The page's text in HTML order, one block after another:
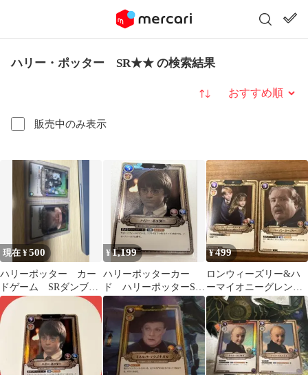
ハリー・ポッター SR★★ の検索結果
販売中のみ表示
並び替え
現在 ¥500
ハリーポッター カー
ドゲーム SRダンブル
ドア SR ハリーポッタ
ー セット
¥1,199
ハリーポッターカー
ド ハリーポッターSR
01-003 3枚セット
¥499
ロンウィーズリー&ハ
ーマイオニーグレンジ
ャー SR +バーノンダー
ズリー R